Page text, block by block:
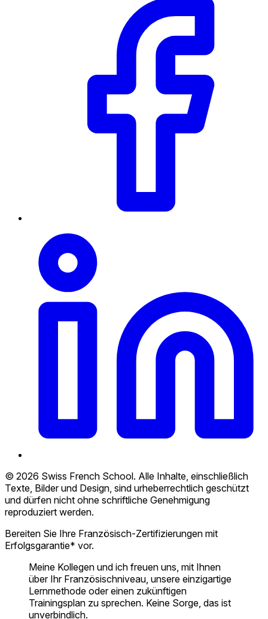
© 2026 Swiss French School. Alle Inhalte, einschließlich
Texte, Bilder und Design, sind urheberrechtlich geschützt
und dürfen nicht ohne schriftliche Genehmigung
reproduziert werden.
Bereiten Sie Ihre Französisch-Zertifizierungen mit
Erfolgsgarantie* vor.
Meine Kollegen und ich freuen uns, mit Ihnen
über Ihr Französischniveau, unsere einzigartige
Lernmethode oder einen zukünftigen
Trainingsplan zu sprechen. Keine Sorge, das ist
unverbindlich.